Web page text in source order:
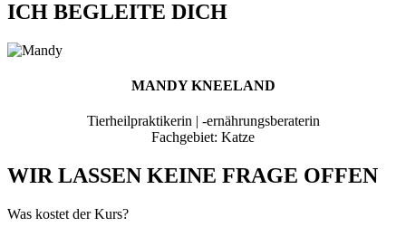
ICH BEGLEITE DICH
MANDY KNEELAND
Tierheilpraktikerin | -ernährungsberaterin
Fachgebiet: Katze
WIR LASSEN KEINE FRAGE OFFEN
Was kostet der Kurs?